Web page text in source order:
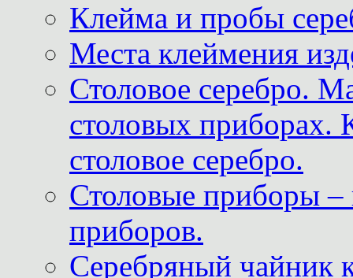
Клейма и пробы
Места клеймения
Столовое серебро.
столовых приборах.
столовое серебро.
Столовые приборы –
приборов.
Серебряный чайник